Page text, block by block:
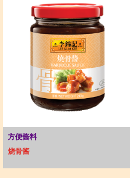
方便酱料
烧骨酱